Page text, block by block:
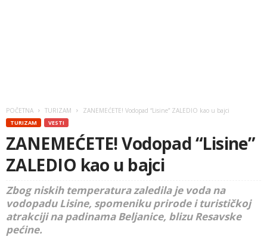
POČETNA TURIZAM ZANEMEĆETE! Vodopad “Lisine” ZALEDIO kao u bajci
TURIZAM VESTI
ZANEMEĆETE! Vodopad “Lisine”
ZALEDIO kao u bajci
Zbog niskih temperatura zaledila je voda na
vodopadu Lisine, spomeniku prirode i turističkoj
atrakciji na padinama Beljanice, blizu Resavske
pećine.